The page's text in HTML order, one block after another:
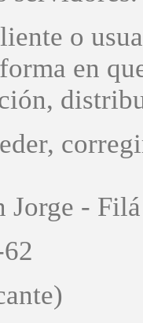
o
en
Jorge -